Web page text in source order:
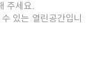
주세요.
있는 열린공간입니